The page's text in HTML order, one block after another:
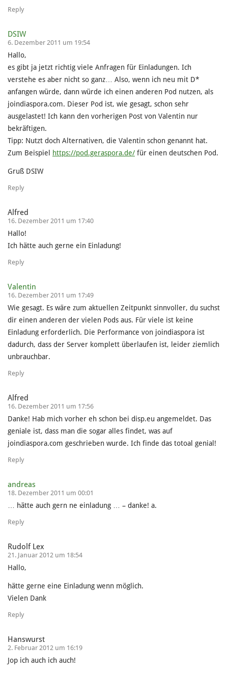
Reply
DSIW
6. Dezember 2011 um 19:54
Hallo,
es gibt ja jetzt richtig viele Anfragen für Einladungen. Ich
verstehe es aber nicht so ganz… Also, wenn ich neu mit D*
anfangen würde, dann würde ich einen anderen Pod nutzen, als
joindiaspora.com. Dieser Pod ist, wie gesagt, schon sehr
ausgelastet! Ich kann den vorherigen Post von Valentin nur
bekräftigen.
Tipp: Nutzt doch Alternativen, die Valentin schon genannt hat.
Zum Beispiel
https://pod.geraspora.de/ für einen deutschen Pod.
Gruß DSIW
Reply
Alfred
16. Dezember 2011 um 17:40
Hallo!
Ich hätte auch gerne ein Einladung!
Reply
Valentin
16. Dezember 2011 um 17:49
Wie gesagt. Es wäre zum aktuellen Zeitpunkt sinnvoller, du suchst
dir einen anderen der vielen Pods aus. Für viele ist keine
Einladung erforderlich. Die Performance von joindiaspora ist
dadurch, dass der Server komplett überlaufen ist, leider ziemlich
unbrauchbar.
Reply
Alfred
16. Dezember 2011 um 17:56
Danke! Hab mich vorher eh schon bei disp.eu angemeldet. Das
geniale ist, dass man die sogar alles findet, was auf
joindiaspora.com geschrieben wurde. Ich finde das totoal genial!
Reply
andreas
18. Dezember 2011 um 00:01
… hätte auch gern ne einladung … – danke! a.
Reply
Rudolf Lex
21. Januar 2012 um 18:54
Hallo,
hätte gerne eine Einladung wenn möglich.
Vielen Dank
Reply
Hanswurst
2. Februar 2012 um 16:19
Jop ich auch ich auch!